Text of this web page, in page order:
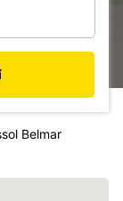
Belmar